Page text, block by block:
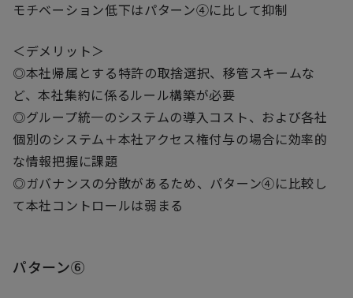
モチベーション低下はパターン④に比して抑制
＜デメリット＞
◎本社帰属とする特許の取捨選択、移管スキームな
ど、本社集約に係るルール構築が必要
◎グループ統一のシステムの導入コスト、および各社
個別のシステム＋本社アクセス権付与の場合に効率的
な情報把握に課題
◎ガバナンスの分散があるため、パターン④に比較し
て本社コントロールは弱まる
パターン⑥